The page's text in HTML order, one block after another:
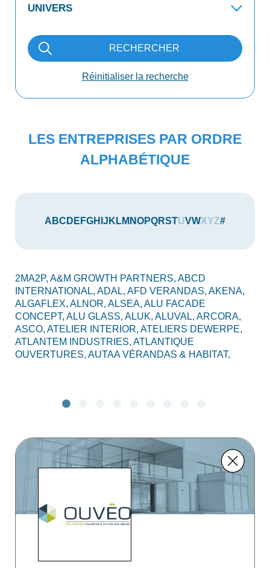
RECHERCHER
Réinitialiser la recherche
LES ENTREPRISES PAR ORDRE
ALPHABÉTIQUE
A BC D E FGH J K LM NOPQRSTUVWXYZ#
2MA2P, A&M GROWTH PARTNERS, ABCD
INTERNATIONAL, ADAL, AFD VERANDAS, AKENA,
ALGAFLEX, ALNOR, ALSEA, ALU FACADE
CONCEPT, ALU GLASS, ALUK, ALUVAL, ARCORA,
ASCO, ATELIER INTERIOR, ATELIERS DEWERPE,
ATLANTEM INDUSTRIES, ATLANTIQUE
OUVERTURES, AUTAA VÉRANDAS & HABITAT,